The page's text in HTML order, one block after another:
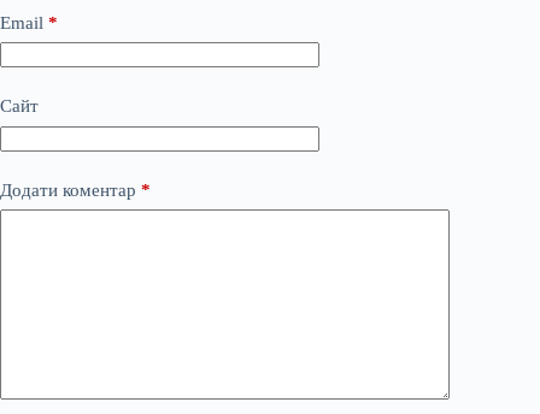
Email *
Сайт
Додати коментар *